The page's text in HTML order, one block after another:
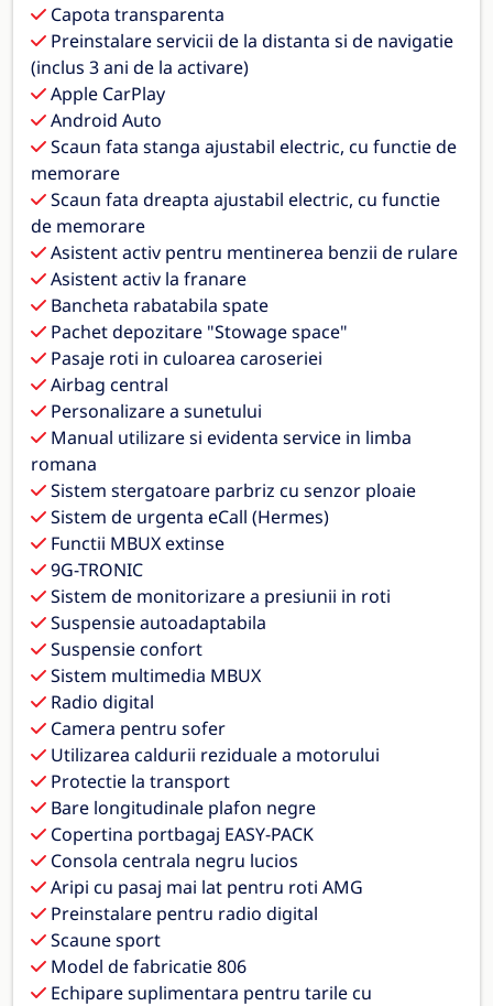
Capota transparenta
Preinstalare servicii de la distanta si de navigatie
(inclus 3 ani de la activare)
Apple CarPlay
Android Auto
Scaun fata stanga ajustabil electric, cu functie de
memorare
Scaun fata dreapta ajustabil electric, cu functie
de memorare
Asistent activ pentru mentinerea benzii de rulare
Asistent activ la franare
Bancheta rabatabila spate
Pachet depozitare "Stowage space"
Pasaje roti in culoarea caroseriei
Airbag central
Personalizare a sunetului
Manual utilizare si evidenta service in limba
romana
Sistem stergatoare parbriz cu senzor ploaie
Sistem de urgenta eCall (Hermes)
Functii MBUX extinse
9G-TRONIC
Sistem de monitorizare a presiunii in roti
Suspensie autoadaptabila
Suspensie confort
Sistem multimedia MBUX
Radio digital
Camera pentru sofer
Utilizarea caldurii reziduale a motorului
Protectie la transport
Bare longitudinale plafon negre
Copertina portbagaj EASY-PACK
Consola centrala negru lucios
Aripi cu pasaj mai lat pentru roti AMG
Preinstalare pentru radio digital
Scaune sport
Model de fabricatie 806
Echipare suplimentara pentru tarile cu